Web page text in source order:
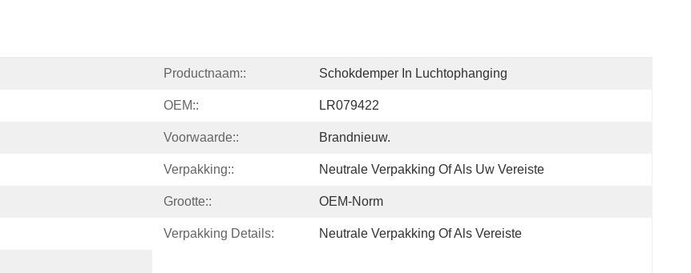
Productnaam:: Schokdemper In Luchtophanging
OEM:: LR079422
Voorwaarde:: Brandnieuw.
Verpakking:: Neutrale Verpakking Of Als Uw Vereiste
Grootte:: OEM-Norm
Verpakking Details: Neutrale Verpakking Of Als Vereiste